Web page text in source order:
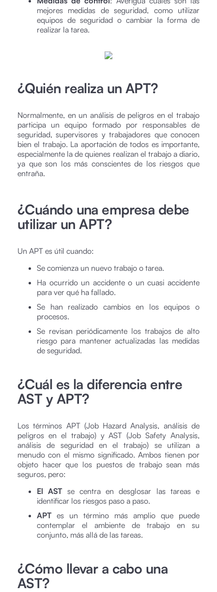
mejores medidas de seguridad, como utilizar
equipos de seguridad o cambiar la forma de
realizar la tarea.
¿Quién realiza un APT?
Normalmente, en un análisis de peligros en el trabajo
participa un equipo formado por responsables de
seguridad, supervisores y trabajadores que conocen
bien el trabajo. La aportación de todos es importante,
especialmente la de quienes realizan el trabajo a diario,
ya que son los más conscientes de los riesgos que
entraña.
¿Cuándo una empresa debe
utilizar un APT?
Un APT es útil cuando:
Se comienza un nuevo trabajo o tarea.
Ha ocurrido un accidente o un cuasi accidente
para ver qué ha fallado.
Se han realizado cambios en los equipos o
procesos.
Se revisan periódicamente los trabajos de alto
riesgo para mantener actualizadas las medidas
de seguridad.
¿Cuál es la diferencia entre
AST y APT?
Los términos APT (Job Hazard Analysis, análisis de
peligros en el trabajo) y AST (Job Safety Analysis,
análisis de seguridad en el trabajo) se utilizan a
menudo con el mismo significado. Ambos tienen por
objeto hacer que los puestos de trabajo sean más
seguros, pero:
El AST se centra en desglosar las tareas e
identificar los riesgos paso a paso.
APTes un término más amplio que puede
contemplar el ambiente de trabajo en su
conjunto, más allá de las tareas.
¿Cómo llevar a cabo una
AST?